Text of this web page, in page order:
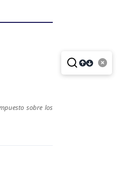
sobre los